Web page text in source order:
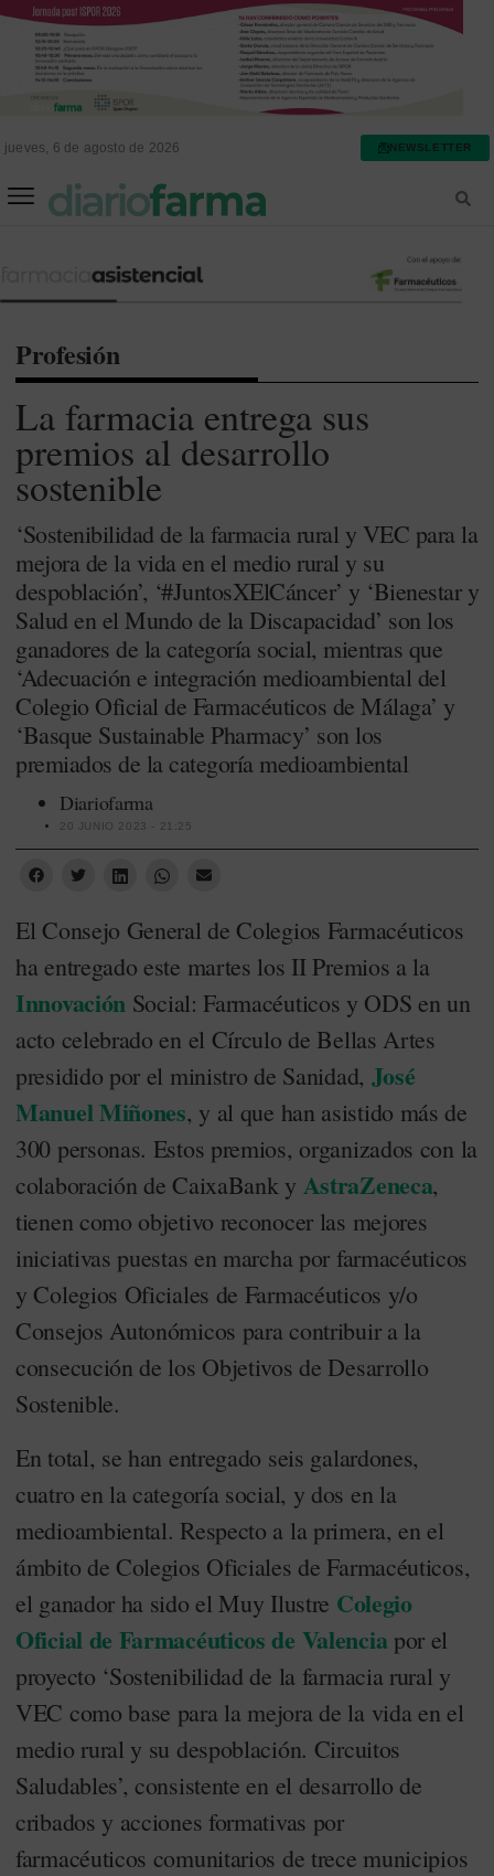
jueves, 6 de agosto de 2026 NEWSLETTER
Profesión
La farmacia entrega sus
premios al desarrollo
sostenible
‘Sostenibilidad de la farmacia rural y VEC para la
mejora de la vida en el medio rural y su
despoblación’, ‘#JuntosXElCáncer’ y ‘Bienestar y
Salud en el Mundo de la Discapacidad’ son los
ganadores de la categoría social, mientras que
‘Adecuación e integración medioambiental del
Colegio Oficial de Farmacéuticos de Málaga’ y
‘Basque Sustainable Pharmacy’ son los
premiados de la categoría medioambiental
Diariofarma
20 JUNIO 2023 - 21:25
El Consejo General de Colegios Farmacéuticos
ha entregado este martes los II Premios a la
Innovación Social: Farmacéuticos y ODS en un
acto celebrado en el Círculo de Bellas Artes
presidido por el ministro de Sanidad, José
Manuel Miñones, y al que han asistido más de
300 personas. Estos premios, organizados con la
colaboración de CaixaBank y AstraZeneca,
tienen como objetivo reconocer las mejores
iniciativas puestas en marcha por farmacéuticos
y Colegios Oficiales de Farmacéuticos y/o
Consejos Autonómicos para contribuir a la
consecución de los Objetivos de Desarrollo
Sostenible.
En total, se han entregado seis galardones,
cuatro en la categoría social, y dos en la
medioambiental. Respecto a la primera, en el
ámbito de Colegios Oficiales de Farmacéuticos,
el ganador ha sido el Muy Ilustre Colegio
Oficial de Farmacéuticos de Valenciapor el
proyecto ‘Sostenibilidad de la farmacia rural y
VEC como base para la mejora de la vida en el
medio rural y su despoblación. Circuitos
Saludables’, consistente en el desarrollo de
cribados y acciones formativas por
farmacéuticos comunitarios de trece municipios